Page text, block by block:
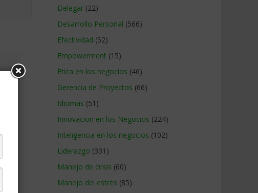
Delegar (22)
Desarrollo Personal (566)
Efectividad (52)
Empowerment (15)
Etica en los negocios (46)
Gerencia de Proyectos (66)
Idiomas (51)
Innovacion en los Negocios (224)
Inteligencia en los negocios (102)
Liderazgo (331)
Manejo de crisis (60)
Manejo del estrés (85)